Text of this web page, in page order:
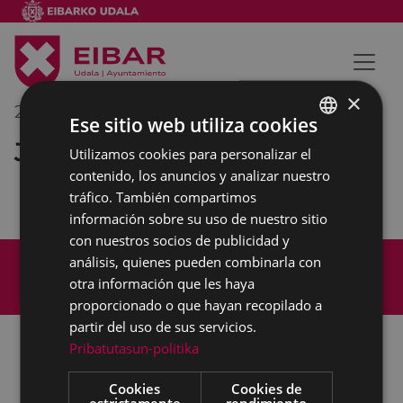
29/01/2021
Junta de Gobierno
Aviso legal
Política de cookies
Accesibilidad
BASQUE
SPANISH
×
Ese sitio web utiliza cookies
Utilizamos cookies para personalizar el
contenido, los anuncios y analizar nuestro
tráfico. También compartimos
información sobre su uso de nuestro sitio
con nuestros socios de publicidad y
análisis, quienes pueden combinarla con
otra información que les haya
proporcionado o que hayan recopilado a
partir del uso de sus servicios.
Pribatutasun-politika
Cookies
Cookies de